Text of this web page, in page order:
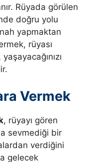
Rüyada görülen
doğru yolu
yapmaktan
rüyası
Vermek
, rüyayı gören
sevmediği bir
verdiğini
gelecek